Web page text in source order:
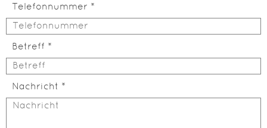
Telefonnummer
Betreff
Nachricht